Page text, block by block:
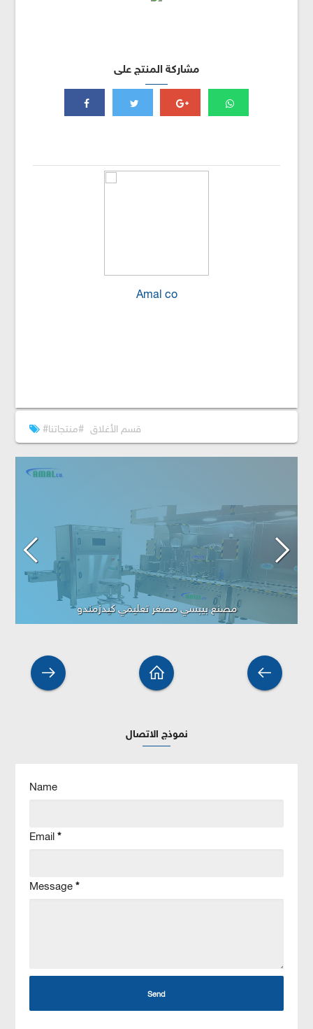
مشاركة المنتج على
Amal co
#قسم الأغلاق #منتجاتنا
مصنع بيبسي مصغر تعليمي كيدزمندو
نموذج الاتصال
Name
Email*
Message*